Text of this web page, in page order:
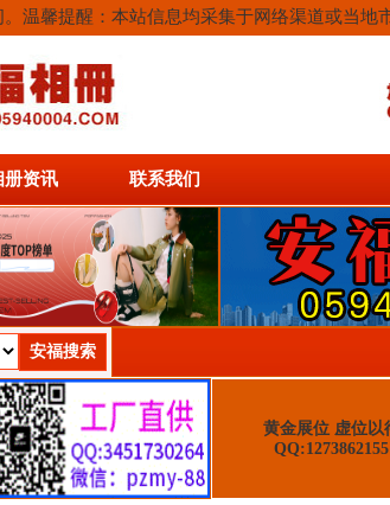
馨提醒：本站信息均采集于网络渠道或当地
册资讯 联系我们
黄金展位 虚位以
QQ:1273862155